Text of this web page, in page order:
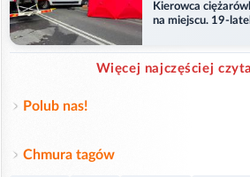
Kierowca
na miejscu. 19-
Więcej najczęściej
Polub nas!
Chmura tagów